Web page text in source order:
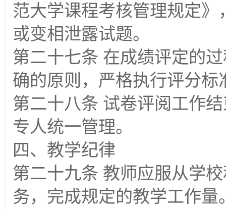
范大学课程考核管理规定
或变相泄露试题。
第二十七条 在成绩评定的
确的原则，严格执行评分
第二十八条 试卷评阅工作
专人统一管理。
四、教学纪律
第二十九条 教师应服从学
务，完成规定的教学工作量